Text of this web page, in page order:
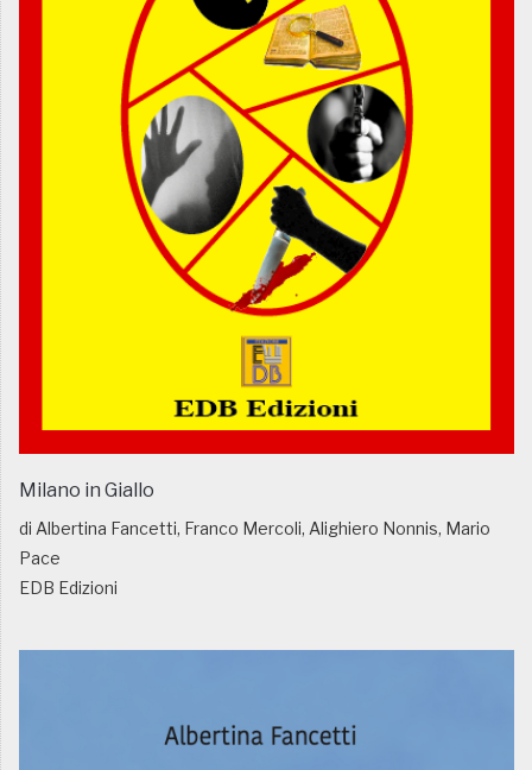
Milano in Giallo
di Albertina Fancetti, Franco Mercoli, Alighiero Nonnis, Mario
Pace
EDB Edizioni